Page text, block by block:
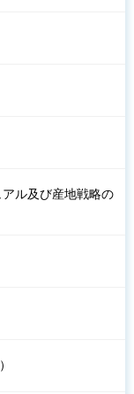
ル及び産地戦略の